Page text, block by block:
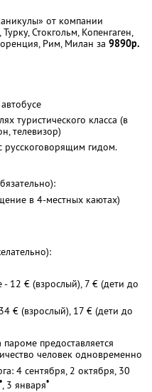
от компании
Стокгольм, Копенгаген,
Рим, Милан за 9890р.
туристического класса (в
телевизор)
русскоговорящим гидом.
в 4-местных каютах)
12 € (взрослый), 7 € (дети до
€ (взрослый), 17 € (дети до
предоставляется
человек одновременно
4 сентября, 2 октября, 30
•, 3 января•